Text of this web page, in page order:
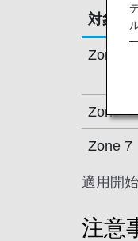
対象ゾ
Zone 2
Zone 4
Zone 7
適用開
注意